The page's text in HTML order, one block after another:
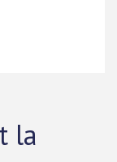
la